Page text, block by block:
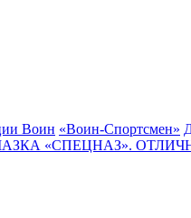
Воин «Воин-Спортсмен»
«СПЕЦНАЗ».